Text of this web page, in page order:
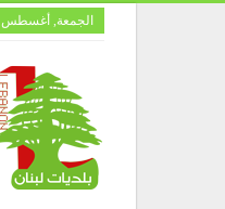
الجمعة, أغسطس 7, 2026